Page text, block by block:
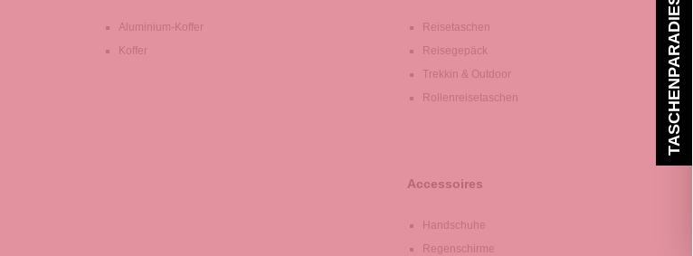
Aluminium-Koffer
Koffer
Reisetaschen
Reisegepäck
Trekkin & Outdoor
Rollenreisetaschen
Accessoires
Handschuhe
Regenschirme
TASCHENPARADIES